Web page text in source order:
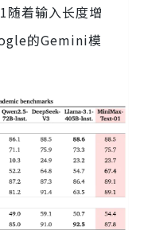
着输入长度增
的Gemini模